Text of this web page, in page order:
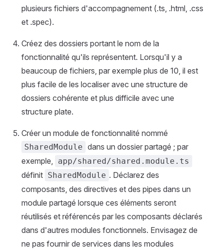
plusieurs fichiers d'accompagnement (.ts, .html, .css
et .spec).
Créez des dossiers portant le nom de la
fonctionnalité qu'ils représentent. Lorsqu'il y a
beaucoup de fichiers, par exemple plus de 10, il est
plus facile de les localiser avec une structure de
dossiers cohérente et plus difficile avec une
structure plate.
Créer un module de fonctionnalité nommé
SharedModule dans un dossier partagé ; par
exemple,
app/shared/shared.module.ts
définit SharedModule . Déclarez des
composants, des directives et des pipes dans un
module partagé lorsque ces éléments seront
réutilisés et référencés par les composants déclarés
dans d'autres modules fonctionnels. Envisagez de
ne pas fournir de services dans les modules